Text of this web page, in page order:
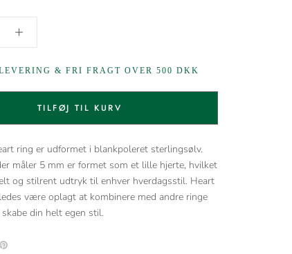
& FRI FRAGT OVER 500 DKK
TILFØJ TIL KURV
ring er udformet i blankpoleret sterlingsølv.
måler 5 mm er formet som et lille hjerte, hvilket
og stilrent udtryk til enhver hverdagsstil. Heart
være oplagt at kombinere med andre ringe
din helt egen stil.